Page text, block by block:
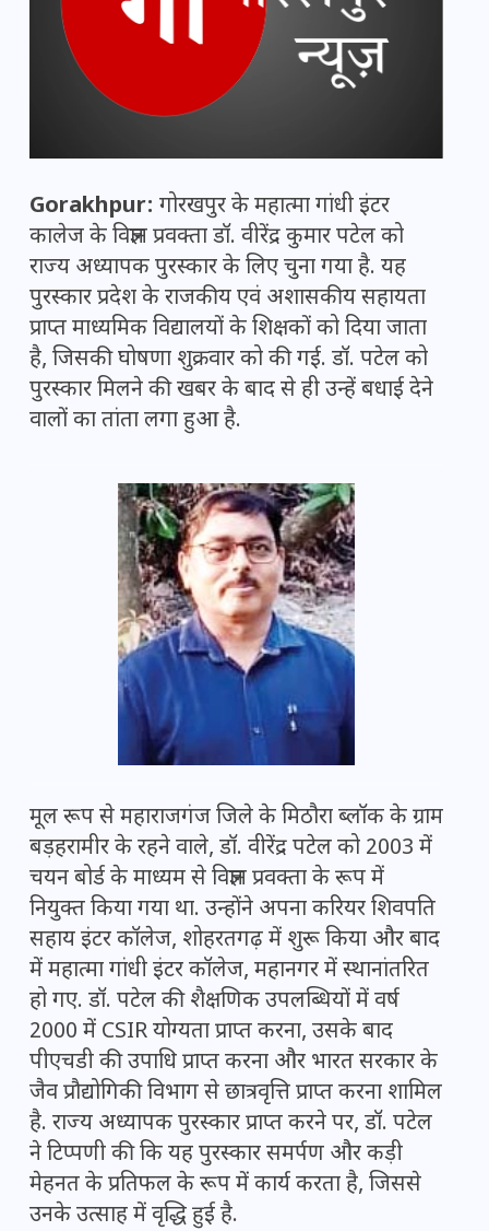
Gorakhpur: गोरखपुर के महात्मा गांधी इंटर
कालेज के विज्ञान प्रवक्ता डॉ. वीरेंद्र कुमार पटेल को
राज्य अध्यापक पुरस्कार के लिए चुना गया है. यह
पुरस्कार प्रदेश के राजकीय एवं अशासकीय सहायता
प्राप्त माध्यमिक विद्यालयों के शिक्षकों को दिया जाता
है, जिसकी घोषणा शुक्रवार को की गई. डॉ. पटेल को
पुरस्कार मिलने की खबर के बाद से ही उन्हें बधाई देने
वालों का तांता लगा हुआ है.
मूल रूप से महाराजगंज जिले के मिठौरा ब्लॉक के ग्राम
बड़हरामीर के रहने वाले, डॉ. वीरेंद्र पटेल को 2003 में
चयन बोर्ड के माध्यम से विज्ञान प्रवक्ता के रूप में
नियुक्त किया गया था. उन्होंने अपना करियर शिवपति
सहाय इंटर कॉलेज, शोहरतगढ़ में शुरू किया और बाद
में महात्मा गांधी इंटर कॉलेज, महानगर में स्थानांतरित
हो गए. डॉ. पटेल की शैक्षणिक उपलब्धियों में वर्ष
2000 में CSIR योग्यता प्राप्त करना, उसके बाद
पीएचडी की उपाधि प्राप्त करना और भारत सरकार के
जैव प्रौद्योगिकी विभाग से छात्रवृत्ति प्राप्त करना शामिल
है. राज्य अध्यापक पुरस्कार प्राप्त करने पर, डॉ. पटेल
ने टिप्पणी की कि यह पुरस्कार समर्पण और कड़ी
मेहनत के प्रतिफल के रूप में कार्य करता है, जिससे
उनके उत्साह में वृद्धि हुई है.